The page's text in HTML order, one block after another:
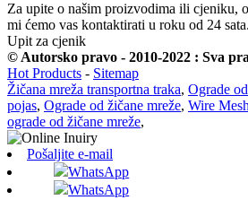
Za upite o našim proizvodima ili cjeniku,
mi ćemo vas kontaktirati u roku od 24 sata.
Upit za cjenik
© Autorsko pravo - 2010-2022 : Sva
Hot Products - Sitemap
Žičana mreža transportna traka, Ograde
pojas, Ograde od žičane mreže, Wire
ograde od žičane mreže,
Pošaljite e-mail
WhatsApp
WhatsApp